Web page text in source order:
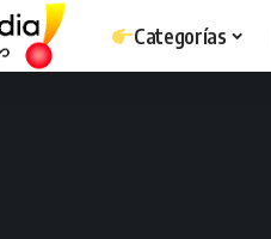
Categorías